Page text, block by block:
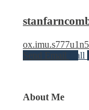
Send Email
Call
About Me